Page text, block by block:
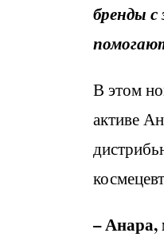
бренды
В этом
активе
– Анара,